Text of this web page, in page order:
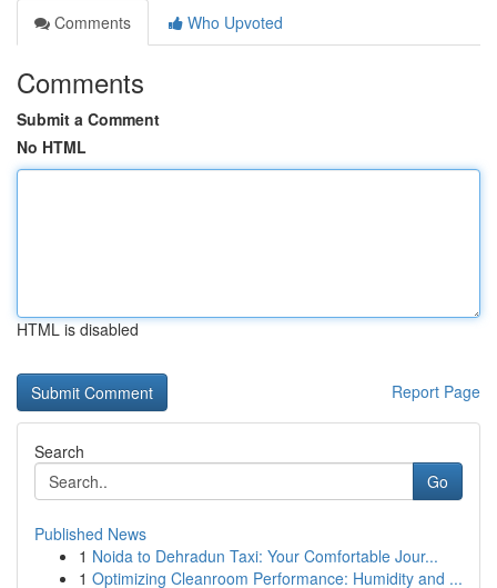
Comments
Who Upvoted
Comments
Submit a Comment
No HTML
HTML is disabled
Report Page
Search
Go
Published News
1 Noida to Dehradun Taxi: Your Comfortable Jour...
1 Optimizing Cleanroom Performance: Humidity and ...